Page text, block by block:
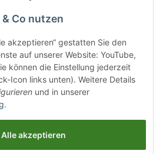
Co nutzen
akzeptieren“ gestatten Sie den
auf unserer Website: YouTube,
können die Einstellung jederzeit
Icon links unten). Weitere Details
und in unserer
.
Alle akzeptieren